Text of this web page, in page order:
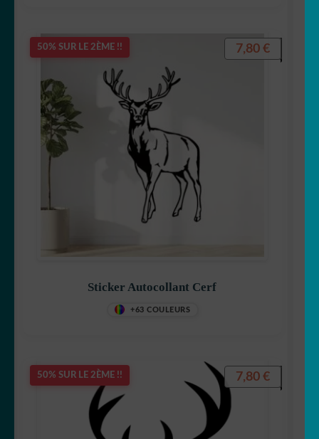
50% SUR LE 2ÈME !!
Sticker Autocollant Cerf
+63 COULEURS
7,80 €
50% SUR LE 2ÈME !! 7,80 €